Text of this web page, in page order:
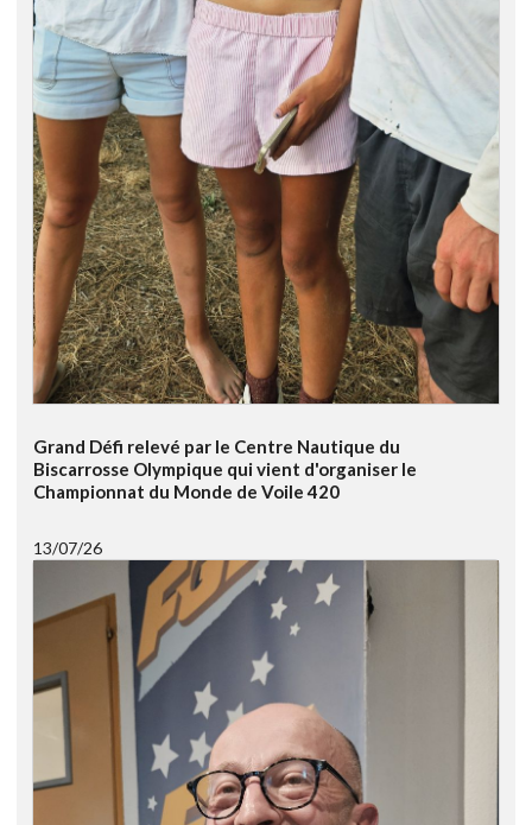
Grand Défi relevé par le Centre Nautique du
Biscarrosse Olympique qui vient d'organiser le
Championnat du Monde de Voile 420
13/07/26